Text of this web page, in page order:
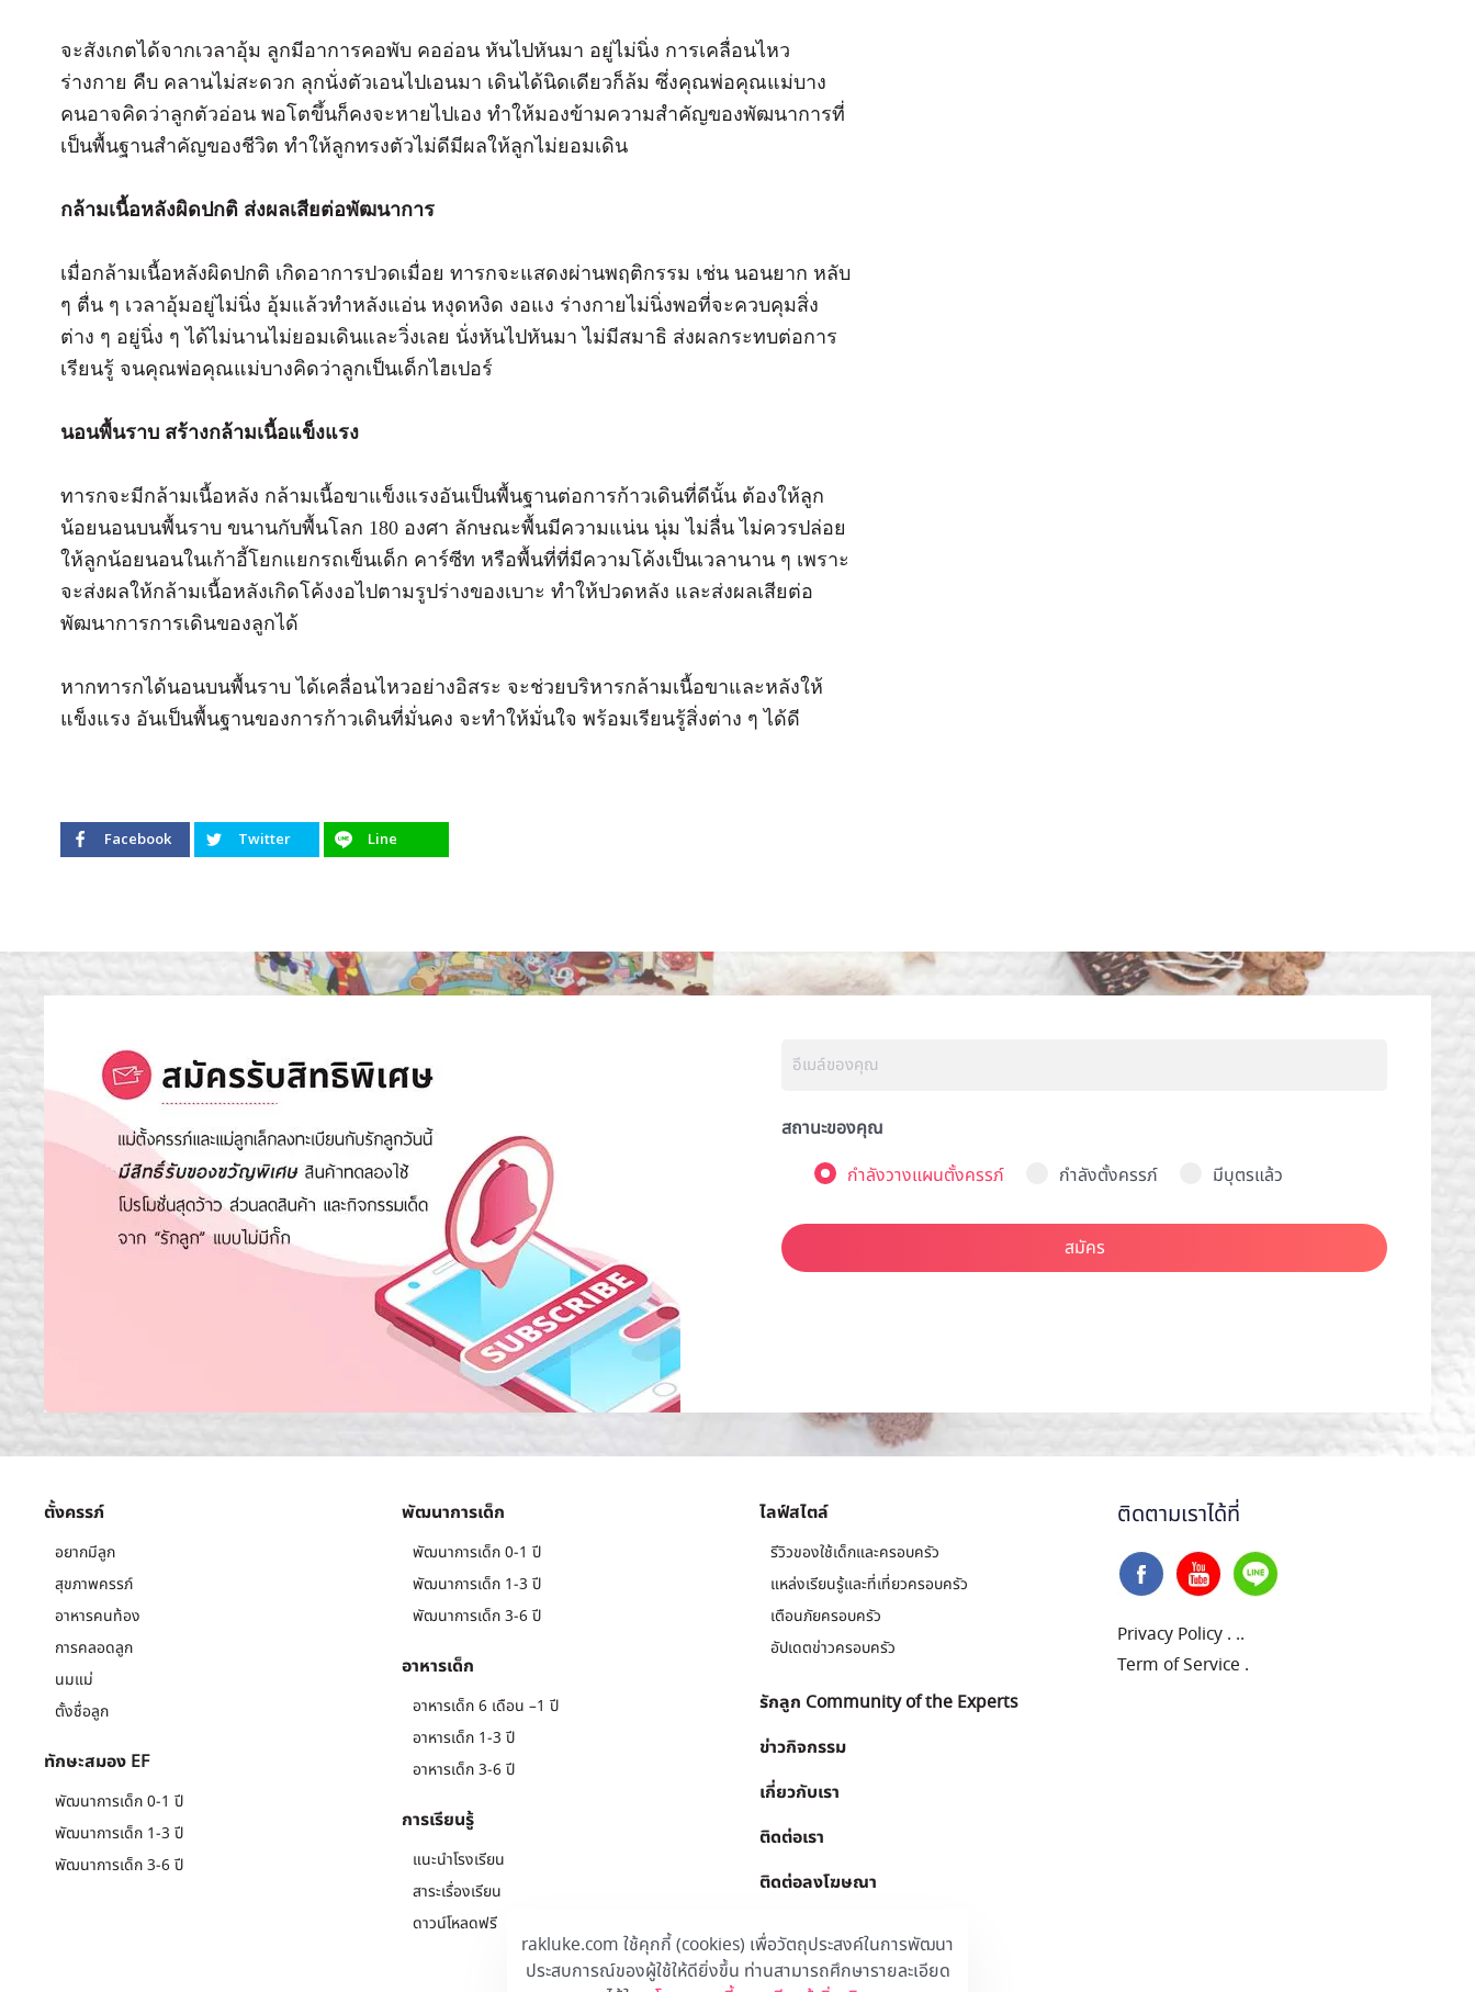
rakluke.com ใช้คุกกี้ (cookies) เพื่อวัตถุประสงค์ในการพัฒนา
ประสบการณ์ของผู้ใช้ให้ดียิ่งขึ้น ท่านสามารถศึกษารายละเอียด
จะสังเกตได้จากเวลาอุ้ม ลูกมีอาการคอพับ คออ่อน หันไปหันมา อยู่ไม่นิ่ง การเคลื่อนไหว
ร่างกาย คืบ คลานไม่สะดวก ลุกนั่งตัวเอนไปเอนมา เดินได้นิดเดียวก็ล้ม ซึ่งคุณพ่อคุณแม่บาง
คนอาจคิดว่าลูกตัวอ่อน พอโตขึ้นก็คงจะหายไปเอง ทำให้มองข้ามความสำคัญของพัฒนาการที่
เป็นพื้นฐานสำคัญของชีวิต ทำให้ลูกทรงตัวไม่ดีมีผลให้ลูกไม่ยอมเดิน
กล้ามเนื้อหลังผิดปกติ ส่งผลเสียต่อพัฒนาการ
เมื่อกล้ามเนื้อหลังผิดปกติ เกิดอาการปวดเมื่อย ทารกจะแสดงผ่านพฤติกรรม เช่น นอนยาก หลับ
ๆ ตื่น ๆ เวลาอุ้มอยู่ไม่นิ่ง อุ้มแล้วทำหลังแอ่น หงุดหงิด งอแง ร่างกายไม่นิ่งพอที่จะควบคุมสิ่ง
ต่าง ๆ อยู่นิ่ง ๆ ได้ไม่นานไม่ยอมเดินและวิ่งเลย นั่งหันไปหันมา ไม่มีสมาธิ ส่งผลกระทบต่อการ
เรียนรู้ จนคุณพ่อคุณแม่บางคิดว่าลูกเป็นเด็กไฮเปอร์
นอนพื้นราบ สร้างกล้ามเนื้อแข็งแรง
ทารกจะมีกล้ามเนื้อหลัง กล้ามเนื้อขาแข็งแรงอันเป็นพื้นฐานต่อการก้าวเดินที่ดีนั้น ต้องให้ลูก
น้อยนอนบนพื้นราบ ขนานกับพื้นโลก 180 องศา ลักษณะพื้นมีความแน่น นุ่ม ไม่ลื่น ไม่ควรปล่อย
ให้ลูกน้อยนอนในเก้าอี้โยกแยกรถเข็นเด็ก คาร์ซีท หรือพื้นที่ที่มีความโค้งเป็นเวลานาน ๆ เพราะ
จะส่งผลให้กล้ามเนื้อหลังเกิดโค้งงอไปตามรูปร่างของเบาะ ทำให้ปวดหลัง และส่งผลเสียต่อ
พัฒนาการการเดินของลูกได้
หากทารกได้นอนบนพื้นราบ ได้เคลื่อนไหวอย่างอิสระ จะช่วยบริหารกล้ามเนื้อขาและหลังให้
แข็งแรง อันเป็นพื้นฐานของการก้าวเดินที่มั่นคง จะทำให้มั่นใจ พร้อมเรียนรู้สิ่งต่าง ๆ ได้ดี
Facebook Twitter Line
สถานะของคุณ
กำลังวางแผนตั้งครรภ์
กำลังตั้งครรภ์ มีบุตรแล้ว
สมัคร
ตั้งครรภ์
อยากมีลูก
สุขภาพครรภ์
อาหารคนท้อง
การคลอดลูก
นมแม่
ตั้งชื่อลูก
ทักษะสมอง EF
พัฒนาการเด็ก 0-1 ปี
พัฒนาการเด็ก 1-3 ปี
พัฒนาการเด็ก 3-6 ปี
พัฒนาการเด็ก
พัฒนาการเด็ก 0-1 ปี
พัฒนาการเด็ก 1-3 ปี
พัฒนาการเด็ก 3-6 ปี
อาหารเด็ก
อาหารเด็ก 6 เดือน –1 ปี
อาหารเด็ก 1-3 ปี
อาหารเด็ก 3-6 ปี
การเรียนรู้
แนะนำโรงเรียน
สาระเรื่องเรียน
ดาวน์โหลดฟรี
ไลฟ์สไตล์
รีวิวของใช้เด็กและครอบครัว
แหล่งเรียนรู้และที่เที่ยวครอบครัว
เตือนภัยครอบครัว
อัปเดตข่าวครอบครัว
รักลูก Community of the Experts
ข่าวกิจกรรม
เกี่ยวกับเรา
ติดต่อเรา
ติดต่อลงโฆษณา
ติดตามเราได้ที่
Privacy Policy . ..
Term of Service .